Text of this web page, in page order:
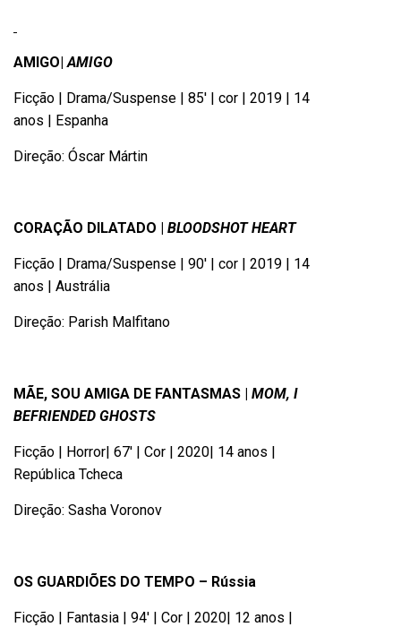
AMIGO|AMIGO
Ficção | Drama/Suspense | 85′ | cor | 2019 | 14
anos | Espanha
Direção: Óscar Mártin
CORAÇÃO DILATADO | BLOODSHOT HEART
Ficção | Drama/Suspense | 90′ | cor | 2019 | 14
anos | Austrália
Direção: Parish Malfitano
MÃE, SOU AMIGA DE FANTASMAS | MOM, I
BEFRIENDED GHOSTS
Ficção | Horror| 67′ | Cor | 2020| 14 anos |
República Tcheca
Direção: Sasha Voronov
OS GUARDIÕES DO TEMPO – Rússia
Ficção | Fantasia | 94′ | Cor | 2020| 12 anos |